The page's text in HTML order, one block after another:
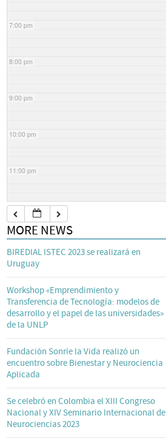
7:00 pm
8:00 pm
9:00 pm
10:00 pm
11:00 pm
MORE NEWS
BIREDIAL ISTEC 2023 se realizará en
Uruguay
Workshop «Emprendimiento y
Transferencia de Tecnología: modelos de
desarrollo y el papel de las universidades»
de la UNLP
Fundación Sonríe la Vida realizó un
encuentro sobre Bienestar y Neurociencia
Aplicada
Se celebró en Colombia el XIII Congreso
Nacional y XIV Seminario Internacional de
Neurociencias 2023